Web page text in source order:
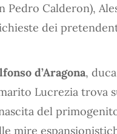
Calderon),
dei
d’Aragona,
Lucrezia trova
del
mire